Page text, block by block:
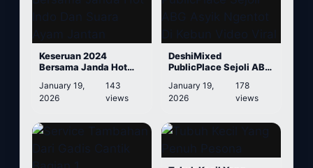
Keseruan 2024
Bersama Janda Hot
Jantan
January 19,
2026
143
views
DeshiMixed
PublicPlace Sejoli ABG
Video Viral
January 19,
2026
178
views